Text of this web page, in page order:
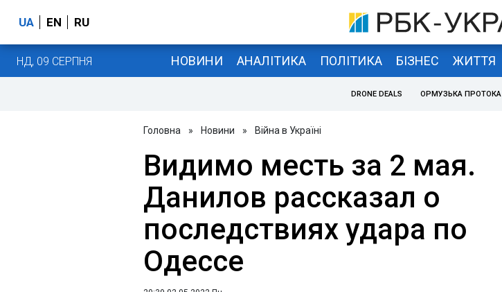
UA EN RU
НД, 09 СЕРПНЯ НОВИНИ АНАЛІТИКА ПОЛІТИКА БІЗНЕС ЖИТТЯ
DRONE DEALS ОРМУЗЬКА ПРОТОКА
Головна » Новини » Війна в Україні
Видимо месть за 2 мая.
Данилов рассказал о
последствиях удара по
Одессе